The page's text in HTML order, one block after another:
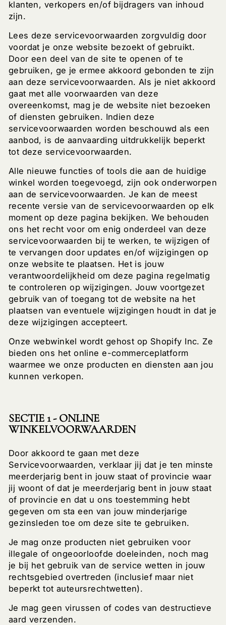
klanten, verkopers en/of bijdragers van inhoud
zijn.
Lees deze servicevoorwaarden zorgvuldig door
voordat je onze website bezoekt of gebruikt.
Door een deel van de site te openen of te
gebruiken, ge je ermee akkoord gebonden te zijn
aan deze servicevoorwaarden. Als je niet akkoord
gaat met alle voorwaarden van deze
overeenkomst, mag je de website niet bezoeken
of diensten gebruiken. Indien deze
servicevoorwaarden worden beschouwd als een
aanbod, is de aanvaarding uitdrukkelijk beperkt
tot deze servicevoorwaarden.
Alle nieuwe functies of tools die aan de huidige
winkel worden toegevoegd, zijn ook onderworpen
aan de servicevoorwaarden. Je kan de meest
recente versie van de servicevoorwaarden op elk
moment op deze pagina bekijken. We behouden
ons het recht voor om enig onderdeel van deze
servicevoorwaarden bij te werken, te wijzigen of
te vervangen door updates en/of wijzigingen op
onze website te plaatsen. Het is jouw
verantwoordelijkheid om deze pagina regelmatig
te controleren op wijzigingen. Jouw voortgezet
gebruik van of toegang tot de website na het
plaatsen van eventuele wijzigingen houdt in dat je
deze wijzigingen accepteert.
Onze webwinkel wordt gehost op Shopify Inc. Ze
bieden ons het online e-commerceplatform
waarmee we onze producten en diensten aan jou
kunnen verkopen.
SECTIE 1 - ONLINE
WINKELVOORWAARDEN
Door akkoord te gaan met deze
Servicevoorwaarden, verklaar jij dat je ten minste
meerderjarig bent in jouw staat of provincie waar
jij woont of dat je meerderjarig bent in jouw staat
of provincie en dat u ons toestemming hebt
gegeven om sta een van jouw minderjarige
gezinsleden toe om deze site te gebruiken.
Je mag onze producten niet gebruiken voor
illegale of ongeoorloofde doeleinden, noch mag
je bij het gebruik van de service wetten in jouw
rechtsgebied overtreden (inclusief maar niet
beperkt tot auteursrechtwetten).
Je mag geen virussen of codes van destructieve
aard verzenden.